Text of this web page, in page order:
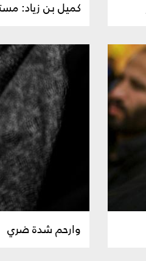
كميل بن زياد:
وارحم شدة ضري